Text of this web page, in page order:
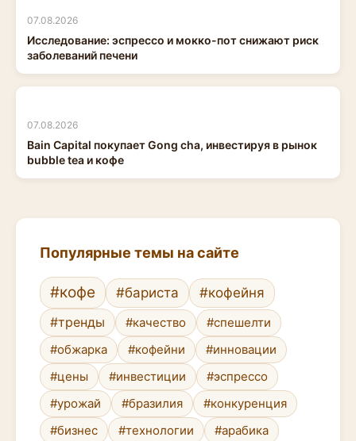
07.08.2026
Исследование: эспрессо и мокко-пот снижают риск
заболеваний печени
07.08.2026
Bain Capital покупает Gong cha, инвестируя в рынок
bubble tea и кофе
Популярные темы на сайте
#кофе #бариста
#кофейня
#тренды
#качество
#спешелти
#обжарка
#кофейни
#инновации
#цены
#инвестиции
#эспрессо
#урожай
#бразилия
#конкуренция
#бизнес
#технологии #арабика